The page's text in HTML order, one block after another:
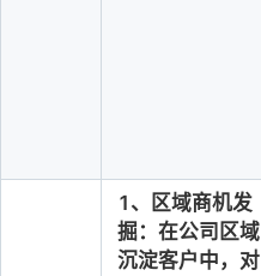
1、
区域商机发
掘：在公司区域
沉淀客户中，对